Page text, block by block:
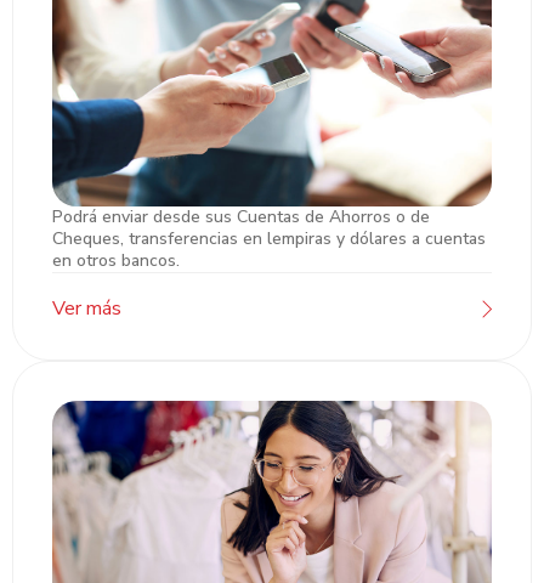
Transferencias ACH y LBTR
Podrá enviar desde sus Cuentas de Ahorros o de
Cheques, transferencias en lempiras y dólares a cuentas
en otros bancos.
Ver más